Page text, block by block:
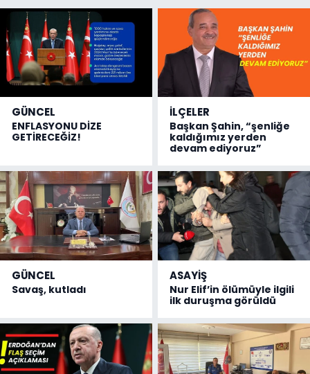
GÜNCEL
ENFLASYONU DİZE
GETİRECEĞİZ!
İLÇELER
Başkan Şahin, “şenliğe
kaldığımız yerden
devam ediyoruz”
GÜNCEL
Savaş, kutladı
ASAYİŞ
Nur Elif’in ölümüyle ilgili
ilk duruşma görüldü